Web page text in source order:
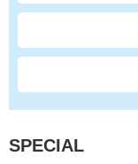
SPECIAL